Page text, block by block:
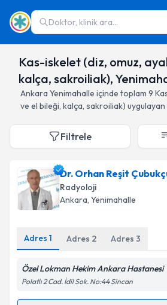
Doktor, klinik ara...
Kas-iskelet (diz, omuz,
kalça, sakroiliak),
Ankara Yenimahalle içinde toplam 9
ve el bileği, kalça, sakroiliak)
Filtrele
Dr. Orhan Reşit
Radyoloji
Ankara, Yenimahalle
Adres 1 Adres 2 Adres 3
Özel Lokman Hekim Ankara Hastanesi
Polatlı 2 Cad. İdil Sok. No:44 Sincan